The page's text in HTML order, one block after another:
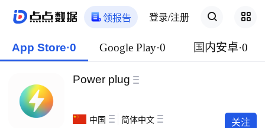
领报告 登录/注册
App Store·0 Google Play·0 国内安卓·0
Power plug
中国 简体中文 关注